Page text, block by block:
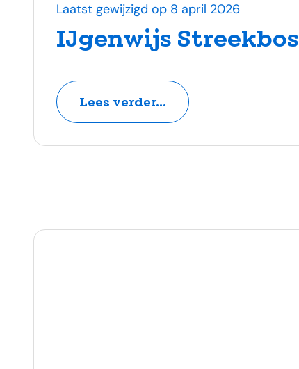
IJgenwijs Streekbos
Laatst gewijzigd op 8 april 2026
Lees verder...